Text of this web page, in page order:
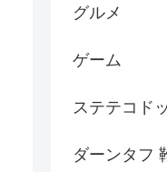
グルメ
ゲーム
ステテコド
ダーンタフ